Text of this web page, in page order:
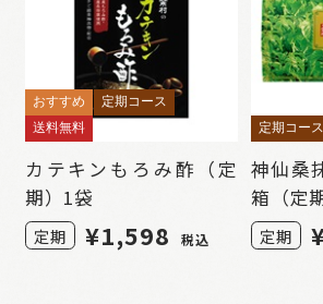
おすすめ
定期コース
送料無料
カテキンもろみ酢（定
期）1袋
定期 ¥1,598 税込
定期コース
神仙桑
箱（定期
定期